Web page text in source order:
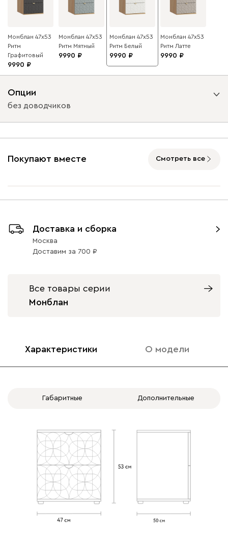
Монблан 47x53
Ритм
Графитовый
9990
Монблан 47x53
Ритм Мятный
9990
Монблан 47x53
Ритм Белый
9990
Монблан 47x53
Ритм Латте
9990
Опции
без доводчиков
Покупают вместе Смотреть все
Доставка и сборка
Москва
Доставим за 700
Все товары серии
Монблан
Характеристики О модели
Габаритные Дополнительные